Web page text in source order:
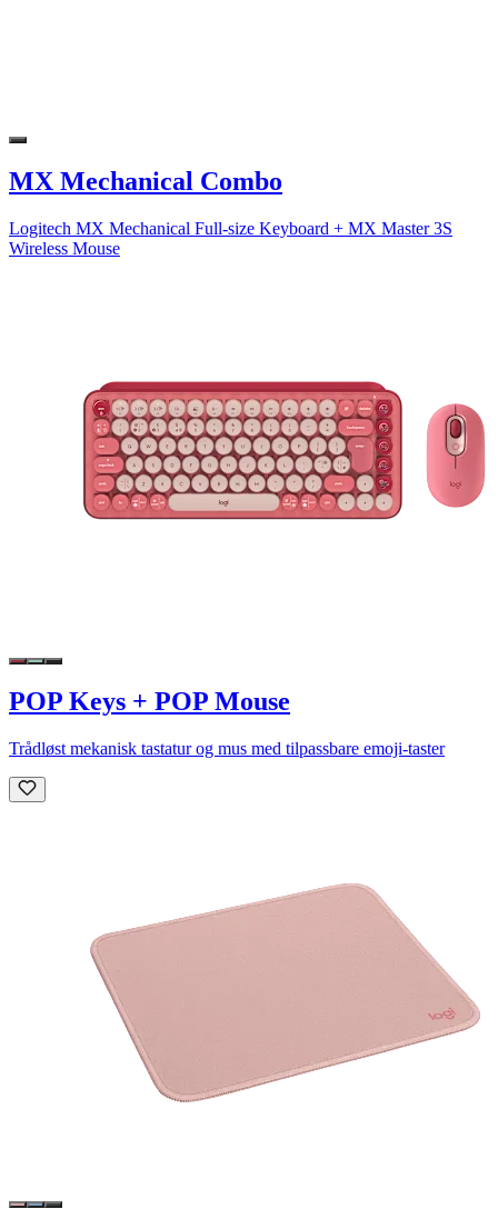
MX Mechanical Combo
Logitech MX Mechanical Full-size Keyboard + MX Master 3S
Wireless Mouse
POP Keys + POP Mouse
Trådløst mekanisk tastatur og mus med tilpassbare emoji-taster